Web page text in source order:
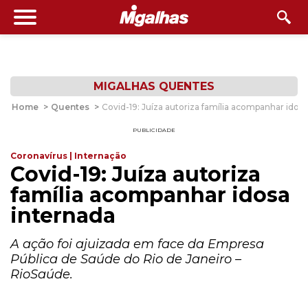
MIGALHAS QUENTES
Home > Quentes > Covid-19: Juíza autoriza família acompanhar
PUBLICIDADE
Coronavírus | Internação
Covid-19: Juíza autoriza
família acompanhar idosa
internada
A ação foi ajuizada em face da Empresa
Pública de Saúde do Rio de Janeiro –
RioSaúde.